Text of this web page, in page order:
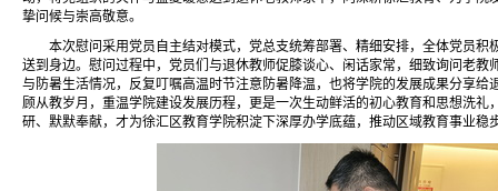
挚问候与崇高敬意。
本次慰问采用党员自主结对模式，党总支统筹部署、精细安排，全体党员积
送到身边。慰问过程中，党员们与退休教师促膝谈心、闲话家常，细致询问老教
与防暑生活情况，反复叮嘱高温时节注意防暑降温，也将学院的发展成果分享给
顾从教岁月，重温学院建设发展历程，更是一次生动鲜活的初心教育和思想洗礼
研、默默奉献，才为徐汇区教育学院积淀下深厚办学底蕴，推动区域教育事业稳